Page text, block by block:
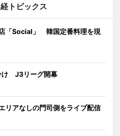
トピックス
「Social」 韓国定番料理を現
け J3リーグ開幕
リアなしの門司側をライブ配信